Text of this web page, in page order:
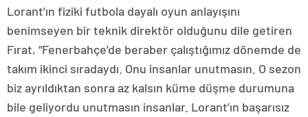
Lorant’ın fiziki futbola dayalı oyun anlayışını
benimseyen bir teknik direktör olduğunu dile getiren
Fırat, “Fenerbahçe’de beraber çalıştığımız dönemde de
takım ikinci sıradaydı. Onu insanlar unutmasın. O sezon
biz ayrıldıktan sonra az kalsın küme düşme durumuna
bile geliyordu unutmasın insanlar. Lorant’ın başarısız